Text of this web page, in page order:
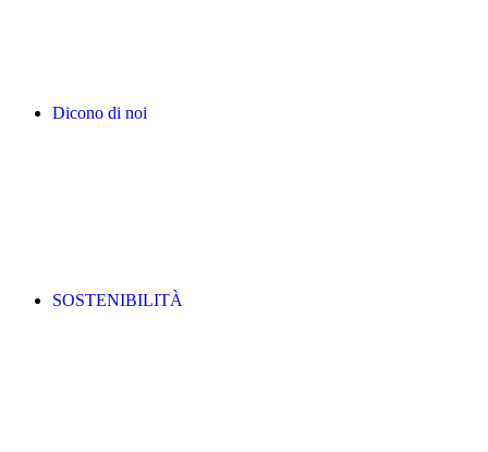
Dicono di noi
SOSTENIBILITÀ